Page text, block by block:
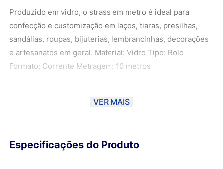
Produzido em vidro, o strass em metro é ideal para
confecção e customização em laços, tiaras, presilhas,
sandálias, roupas, bijuterias, lembrancinhas, decorações
e artesanatos em geral. Material: Vidro Tipo: Rolo
Formato: Corrente Metragem: 10 metros
VER MAIS
Especificações do Produto